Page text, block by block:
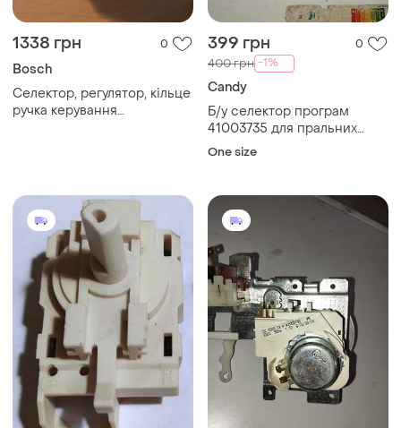
1338 грн 0
Bosch
Селектор, регулятор, кільце
ручка керування
399 грн 0
400 грн -1%
Candy
Б/у селектор програм
41003735 для пральних
машин candy
One size